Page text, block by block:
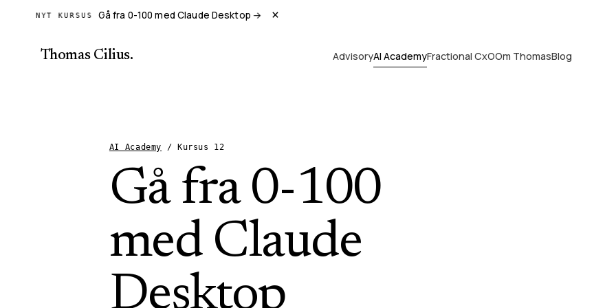
NYT KURSUS Gå fra 0-100 med Claude Desktop → ×
Thomas Cilius. AdvisoryAI AcademyFractional CxOOm ThomasBlog
AI Academy / Kursus 12
Gå fra 0-100
med Claude
Desktop